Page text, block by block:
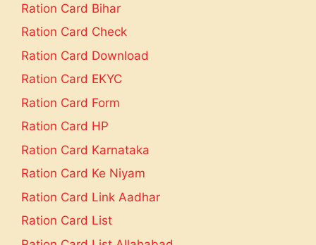
Ration Card Bihar
Ration Card Check
Ration Card Download
Ration Card EKYC
Ration Card Form
Ration Card HP
Ration Card Karnataka
Ration Card Ke Niyam
Ration Card Link Aadhar
Ration Card List